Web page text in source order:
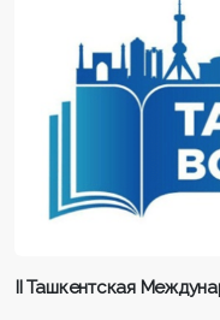
II Ташкентская